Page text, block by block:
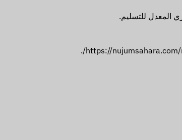
المعدل للتسليم.